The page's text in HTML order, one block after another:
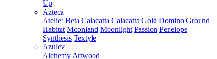
Up
Azteca
Atelier Beta Calacatta Calacatta Gold Domino Ground
Habitat Moonland Moonlight Passion Penelope
Synthesis Textyle
Azulev
Alchemy Artwood